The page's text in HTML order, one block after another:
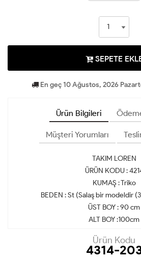
SEPETE
En geç 10 Ağustos, 2026
Ürün Bilgileri
Müşteri Yorumları
TAKIM LOREN
ÜRÜN KODU :
KUMAŞ : Triko
BEDEN : St (Salaş bir modeldir
ÜST BOY : 90 cm
ALT BOY :100cm
Ürün Kodu
4314-